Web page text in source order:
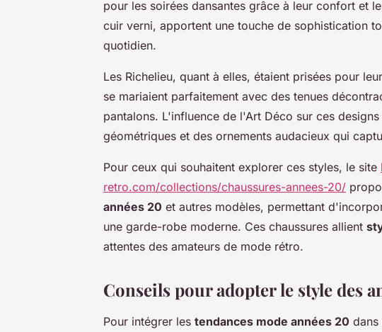
pour les soirées dansantes grâce à leur confort et
cuir verni, apportent une touche de sophistication
quotidien.
Les Richelieu, quant à elles, étaient prisées pour
se mariaient parfaitement avec des tenues
pantalons. L'influence de l'Art Déco sur ces
géométriques et des ornements audacieux qui
Pour ceux qui souhaitent explorer ces styles, le site
retro.com/collections/chaussures-annees-20/
années 20 et autres modèles, permettant
une garde-robe moderne. Ces chaussures allient
attentes des amateurs de mode rétro.
Conseils pour adopter le style des
Pour intégrer les tendances mode années 20 dans